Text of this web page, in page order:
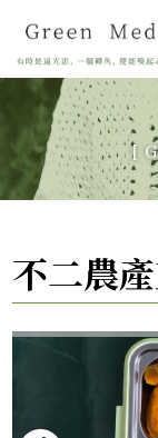
[
不二農